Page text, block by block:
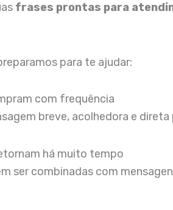
frases prontas para
para te ajudar:
com frequência
breve, acolhedora e
há muito tempo
ser combinadas com